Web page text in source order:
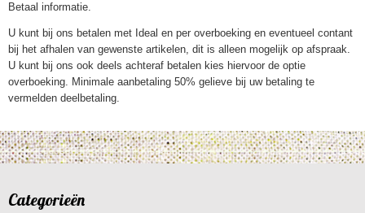
Betaal informatie.
U kunt bij ons betalen met Ideal en per overboeking en eventueel contant
bij het afhalen van gewenste artikelen, dit is alleen mogelijk op afspraak.
U kunt bij ons ook deels achteraf betalen kies hiervoor de optie
overboeking. Minimale aanbetaling 50% gelieve bij uw betaling te
vermelden deelbetaling.
Categorieën